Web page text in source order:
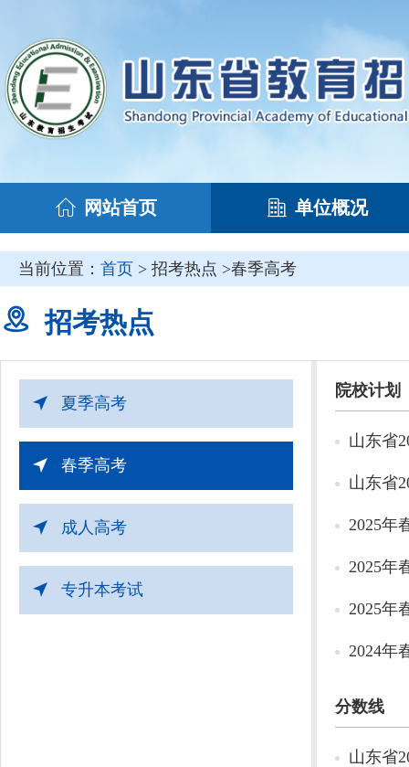
网站首页 单位概况
当前位置： 首页 > 招考热点 >春季高考
招考热点
夏季高考
春季高考
成人高考
专升本考试
院校计划
山东省
山东省
2025年
2025年
2025年
2024年
分数线
山东省